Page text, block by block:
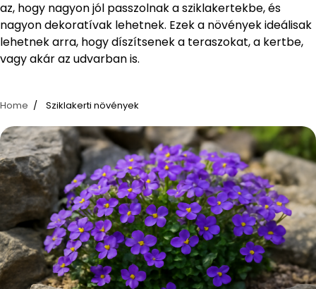
az, hogy nagyon jól passzolnak a sziklakertekbe, és
nagyon dekoratívak lehetnek. Ezek a növények ideálisak
lehetnek arra, hogy díszítsenek a teraszokat, a kertbe,
vagy akár az udvarban is.
Home Sziklakerti növények